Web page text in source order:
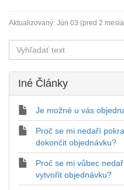
Aktualizovaný: Jún 03 (pred 2
Iné Články
Je možné u vás
Proč se mi nedaří
dokončit objednávku?
Proč se mi vůbec
vytvořit objednávku?